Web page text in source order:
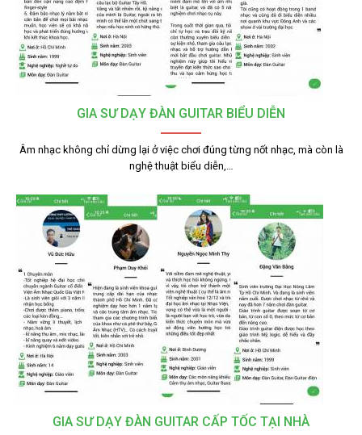
GIA SƯ DẠY ĐÀN GUITAR BIỂU DIỄN
Âm nhạc không chỉ dừng lại ở việc chơi đúng từng nốt nhạc, mà còn là
nghệ thuật biểu diễn,…
GIA SƯ DẠY ĐÀN GUITAR CẤP TỐC TẠI NHÀ